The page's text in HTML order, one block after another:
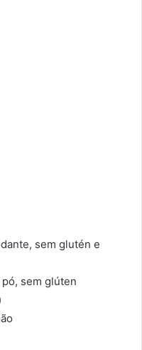
sem glutén e
sem glúten